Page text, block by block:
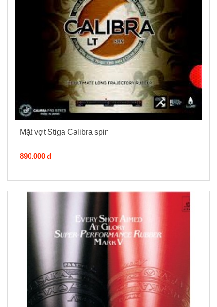
Mặt vợt Stiga Calibra spin
890.000 đ